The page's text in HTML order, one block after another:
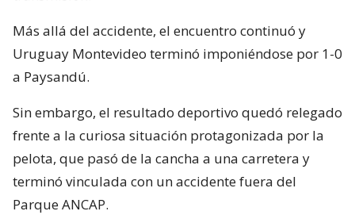
Más allá del accidente, el encuentro continuó y
Uruguay Montevideo terminó imponiéndose por 1-0
a Paysandú.
Sin embargo, el resultado deportivo quedó relegado
frente a la curiosa situación protagonizada por la
pelota, que pasó de la cancha a una carretera y
terminó vinculada con un accidente fuera del
Parque ANCAP.